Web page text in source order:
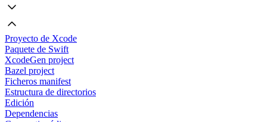
Proyecto de Xcode
Paquete de Swift
XcodeGen project
Bazel project
Ficheros manifest
Estructura de directorios
Edición
Dependencias